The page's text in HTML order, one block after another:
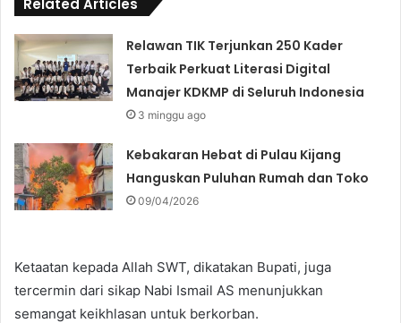
Related Articles
Relawan TIK Terjunkan 250 Kader
Terbaik Perkuat Literasi Digital
Manajer KDKMP di Seluruh Indonesia
3 minggu ago
Kebakaran Hebat di Pulau Kijang
Hanguskan Puluhan Rumah dan Toko
09/04/2026
Ketaatan kepada Allah SWT, dikatakan Bupati, juga
tercermin dari sikap Nabi Ismail AS menunjukkan
semangat keikhlasan untuk berkorban.